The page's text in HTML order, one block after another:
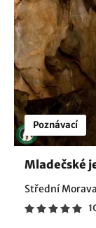
Poznávací
Mladečské
Střední